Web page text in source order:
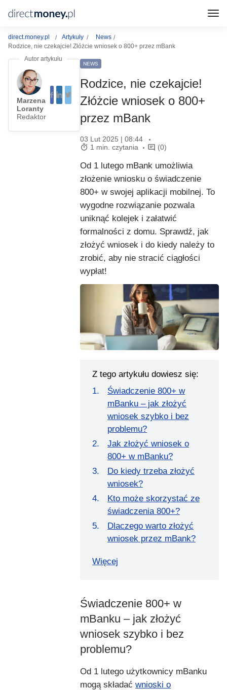
direct.money.pl Artykuły
News
Rodzice, nie czekajcie! Złóżcie wniosek o 800+ przez mBank
Marzena
Loranty
Redaktor
NEWS
Rodzice, nie czekajcie!
Złóżcie wniosek o 800+
przez mBank
03 Lut 2025 | 08:44
1 min. czytania
(0)
Od 1 lutego mBank umożliwia
złożenie wniosku o świadczenie
800+ w swojej aplikacji mobilnej. To
wygodne rozwiązanie pozwala
uniknąć kolejek i załatwić
formalności z domu. Sprawdź, jak
złożyć wniosek i do kiedy należy to
zrobić, aby nie stracić ciągłości
wypłat!
Z tego artykułu dowiesz się:
Świadczenie 800+ w
mBanku – jak złożyć
wniosek szybko i bez
problemu?
Jak złożyć wniosek o
800+ w mBanku?
Do kiedy trzeba złożyć
wniosek?
Kto może skorzystać ze
świadczenia 800+?
Dlaczego warto złożyć
wniosek przez mBank?
Więcej
Świadczenie 800+ w
mBanku – jak złożyć
wniosek szybko i bez
problemu?
Od 1 lutego użytkownicy mBanku
mogą składać wnioski o